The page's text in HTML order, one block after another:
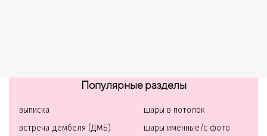
Популярные разделы
выписка
встреча дембеля (ДМБ)
шары в потолок
шары именные/с фото